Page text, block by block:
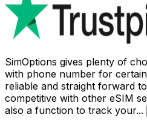
SimOptions gives plenty of
with phone number for
reliable and straight forward
competitive with other eSIM
also a function to track your...